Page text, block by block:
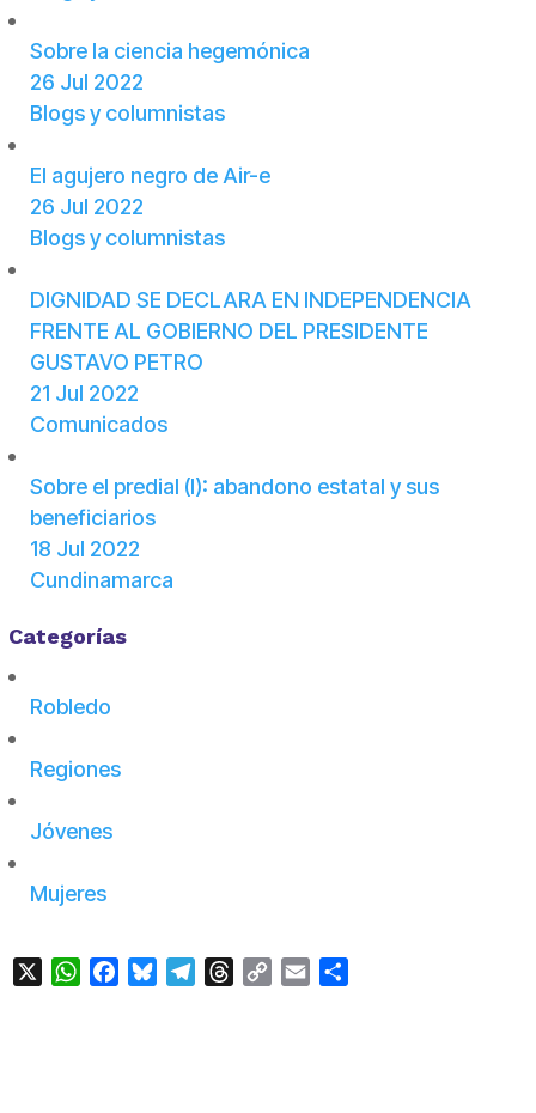
Sobre la ciencia hegemónica
26 Jul 2022
Blogs y columnistas
El agujero negro de Air-e
26 Jul 2022
Blogs y columnistas
DIGNIDAD SE DECLARA EN INDEPENDENCIA
FRENTE AL GOBIERNO DEL PRESIDENTE
GUSTAVO PETRO
21 Jul 2022
Comunicados
Sobre el predial (I): abandono estatal y sus
beneficiarios
18 Jul 2022
Cundinamarca
Categorías
Robledo
Regiones
Jóvenes
Mujeres
WhatsApp
FacebookBlueskyTelegramThreads
Copy Email